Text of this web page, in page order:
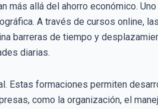
más allá del ahorro económico.
A través de cursos online,
barreras de tiempo y
diarias.
Estas formaciones permiten
como la organización, el